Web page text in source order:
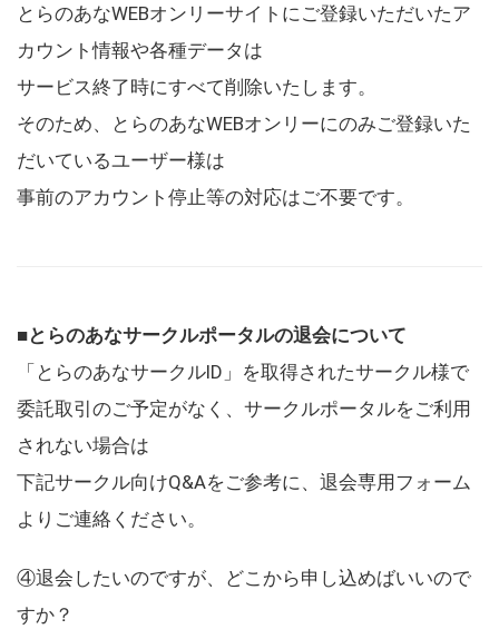
とらのあなWEBオンリーサイトにご登録いただいたア
カウント情報や各種データは
サービス終了時にすべて削除いたします。
そのため、とらのあなWEBオンリーにのみご登録いた
だいているユーザー様は
事前のアカウント停止等の対応はご不要です。
■とらのあなサークルポータルの退会について
「とらのあなサークルID」を取得されたサークル様で
委託取引のご予定がなく、サークルポータルをご利用
されない場合は
下記サークル向けQ&Aをご参考に、退会専用フォーム
よりご連絡ください。
④退会したいのですが、どこから申し込めばいいので
すか？